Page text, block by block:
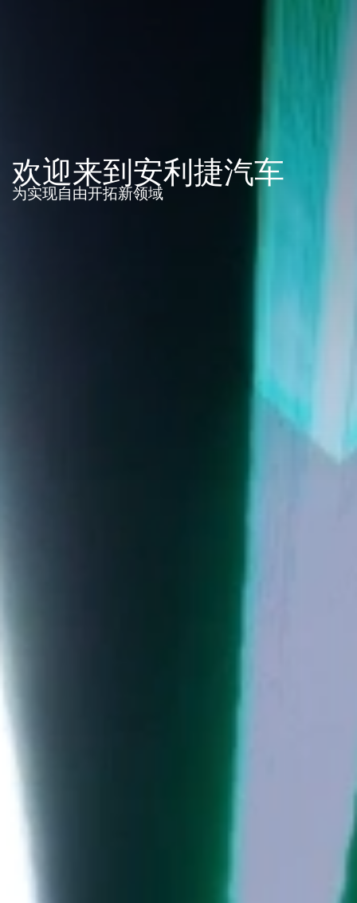
欢迎来到安利捷汽车
为实现自由开拓新领域